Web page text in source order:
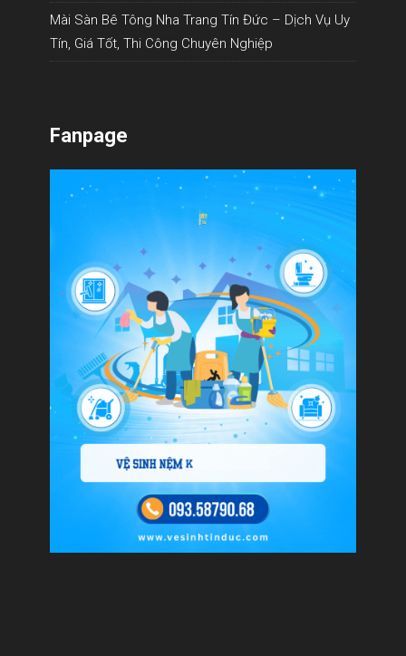
Mài Sàn Bê Tông Nha Trang Tín Đức – Dịch Vụ Uy
Tín, Giá Tốt, Thi Công Chuyên Nghiệp
Fanpage